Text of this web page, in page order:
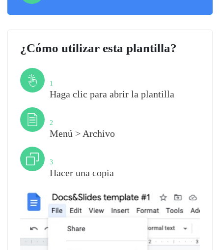
¿Cómo utilizar esta plantilla?
1
Haga clic para abrir la plantilla
2
Menú > Archivo
3
Hacer una copia